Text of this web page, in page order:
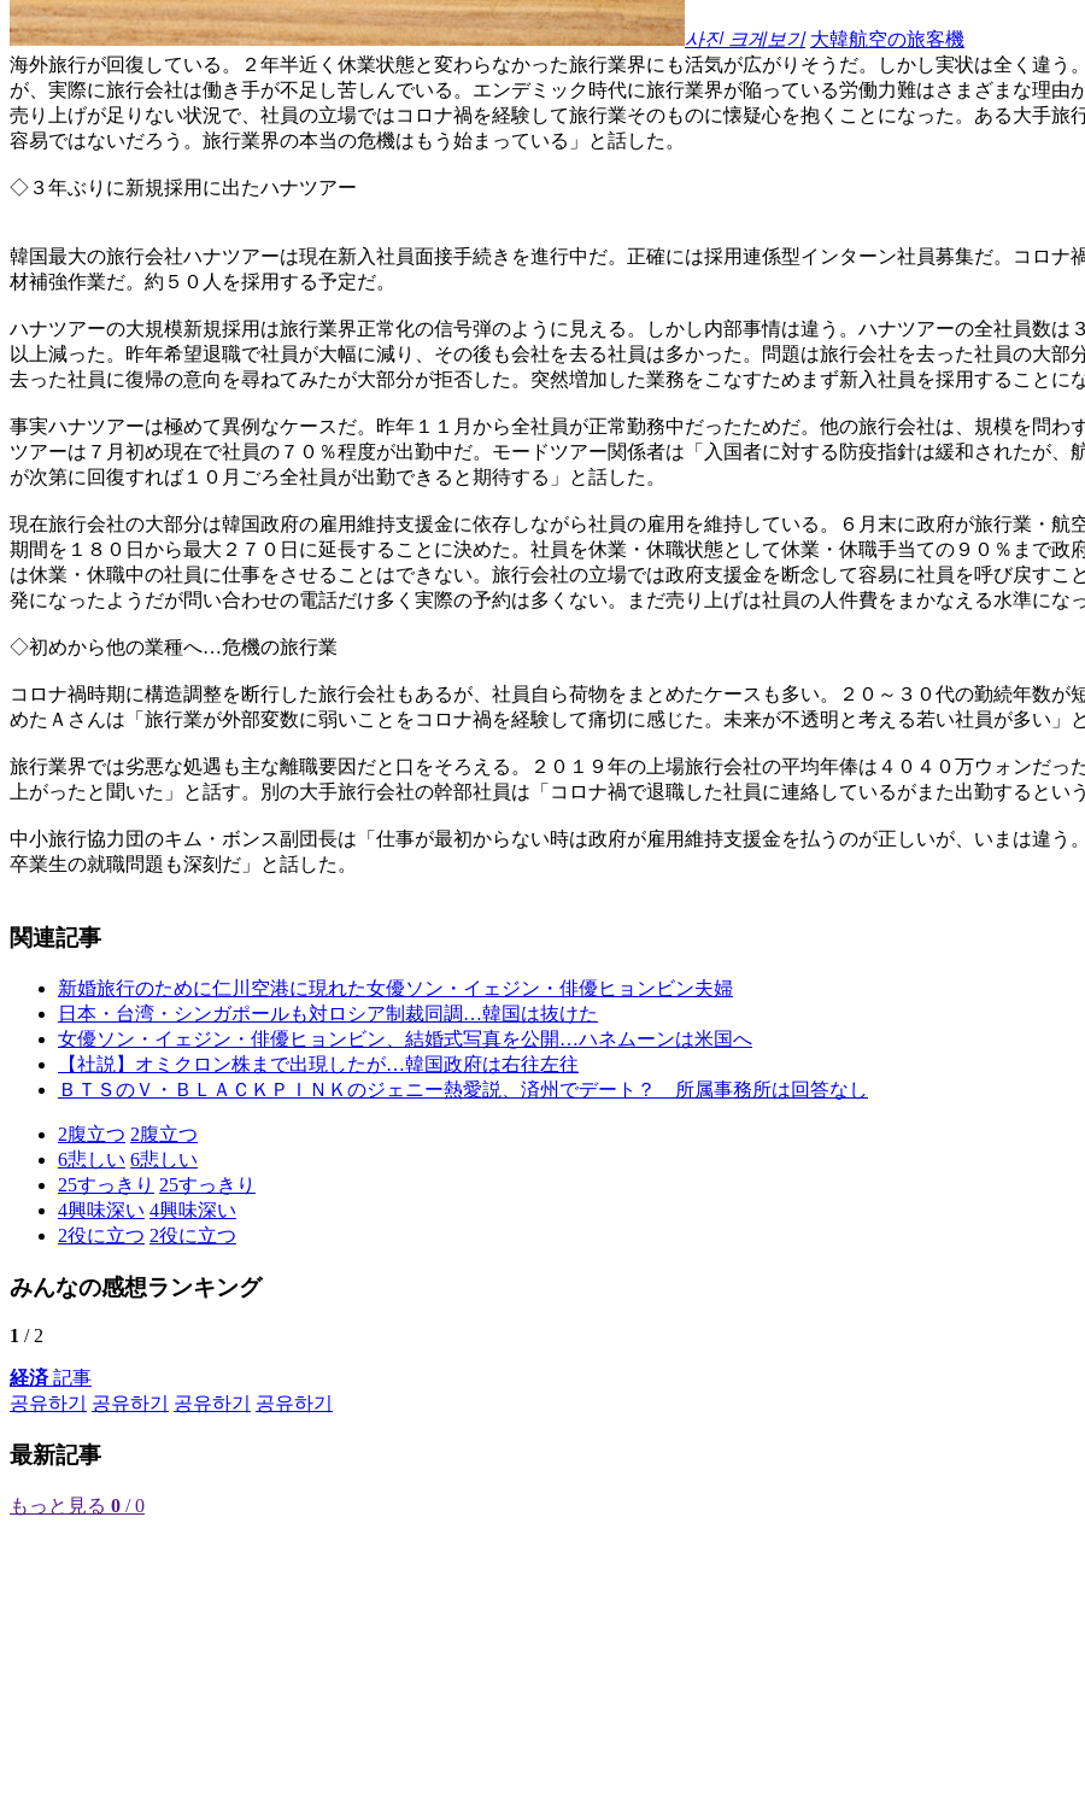
사진 크게보기 大韓航空の旅客機
海外旅行が回復している。２年半近く休業状態と変わらなかった旅行業界にも活気が広がりそうだ。しかし実状は全く違
が、実際に旅行会社は働き手が不足し苦しんでいる。エンデミック時代に旅行業界が陥っている労働力難はさまざまな理
売り上げが足りない状況で、社員の立場ではコロナ禍を経験して旅行業そのものに懐疑心を抱くことになった。ある大手
容易ではないだろう。旅行業界の本当の危機はもう始まっている」と話した。
◇３年ぶりに新規採用に出たハナツアー
韓国最大の旅行会社ハナツアーは現在新入社員面接手続きを進行中だ。正確には採用連係型インターン社員募集だ。コロナ
材補強作業だ。約５０人を採用する予定だ。
ハナツアーの大規模新規採用は旅行業界正常化の信号弾のように見える。しかし内部事情は違う。ハナツアーの全社員数
以上減った。昨年希望退職で社員が大幅に減り、その後も会社を去る社員は多かった。問題は旅行会社を去った社員の大
去った社員に復帰の意向を尋ねてみたが大部分が拒否した。突然増加した業務をこなすためまず新入社員を採用することに
事実ハナツアーは極めて異例なケースだ。昨年１１月から全社員が正常勤務中だったためだ。他の旅行会社は、規模を問
ツアーは７月初め現在で社員の７０％程度が出勤中だ。モードツアー関係者は「入国者に対する防疫指針は緩和されたが
が次第に回復すれば１０月ごろ全社員が出勤できると期待する」と話した。
現在旅行会社の大部分は韓国政府の雇用維持支援金に依存しながら社員の雇用を維持している。６月末に政府が旅行業・
期間を１８０日から最大２７０日に延長することに決めた。社員を休業・休職状態として休業・休職手当ての９０％まで
は休業・休職中の社員に仕事をさせることはできない。旅行会社の立場では政府支援金を断念して容易に社員を呼び戻す
発になったようだが問い合わせの電話だけ多く実際の予約は多くない。まだ売り上げは社員の人件費をまかなえる水準にな
◇初めから他の業種へ…危機の旅行業
コロナ禍時期に構造調整を断行した旅行会社もあるが、社員自ら荷物をまとめたケースも多い。２０～３０代の勤続年数
めたＡさんは「旅行業が外部変数に弱いことをコロナ禍を経験して痛切に感じた。未来が不透明と考える若い社員が多い」
旅行業界では劣悪な処遇も主な離職要因だと口をそろえる。２０１９年の上場旅行会社の平均年俸は４０４０万ウォンだ
上がったと聞いた」と話す。別の大手旅行会社の幹部社員は「コロナ禍で退職した社員に連絡しているがまた出勤するとい
中小旅行協力団のキム・ボンス副団長は「仕事が最初からない時は政府が雇用維持支援金を払うのが正しいが、いまは違
卒業生の就職問題も深刻だ」と話した。
関連記事
新婚旅行のために仁川空港に現れた女優ソン・イェジン・俳優ヒョンビン夫婦
日本・台湾・シンガポールも対ロシア制裁同調…韓国は抜けた
女優ソン・イェジン・俳優ヒョンビン、結婚式写真を公開…ハネムーンは米国へ
【社説】オミクロン株まで出現したが…韓国政府は右往左往
ＢＴＳのＶ・ＢＬＡＣＫＰＩＮＫのジェニー熱愛説、済州でデート？ 所属事務所は回答なし
2腹立つ 2腹立つ
6悲しい 6悲しい
25すっきり 25すっきり
4興味深い 4興味深い
2役に立つ 2役に立つ
みんなの感想ランキング
1 / 2
経済記事
공유하기
공유하기 공유하기 공유하기
最新記事
もっと見る 0 / 0